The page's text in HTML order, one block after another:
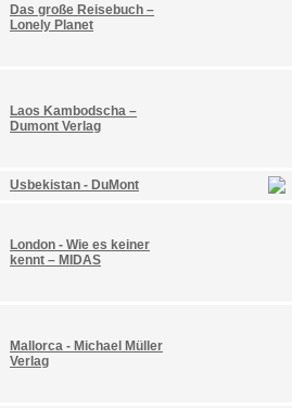
Das große Reisebuch –
Lonely Planet
Laos Kambodscha –
Dumont Verlag
Usbekistan - DuMont
London - Wie es keiner
kennt – MIDAS
Mallorca - Michael Müller
Verlag